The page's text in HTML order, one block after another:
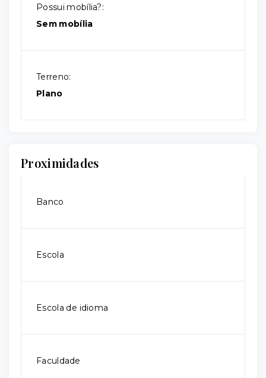
Possui mobília?:
Sem mobília
Terreno:
Plano
Proximidades
Banco
Escola
Escola de idioma
Faculdade